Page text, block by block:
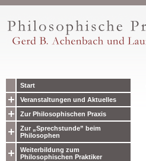
Start
Veranstaltungen und Aktuelles
Zur Philosophischen Praxis
Zur „Sprechstunde” beim
Philosophen
Weiterbildung zum
Philosophischen Praktiker